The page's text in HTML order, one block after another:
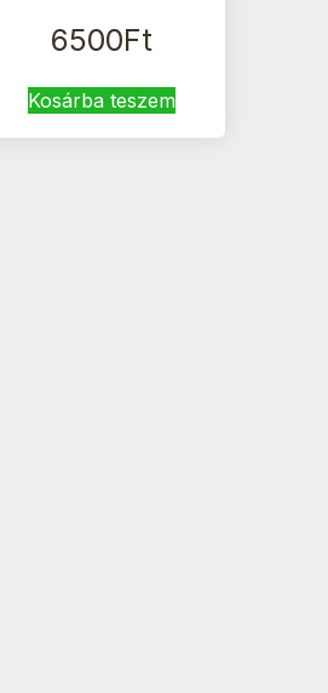
6500Ft
Kosárba teszem